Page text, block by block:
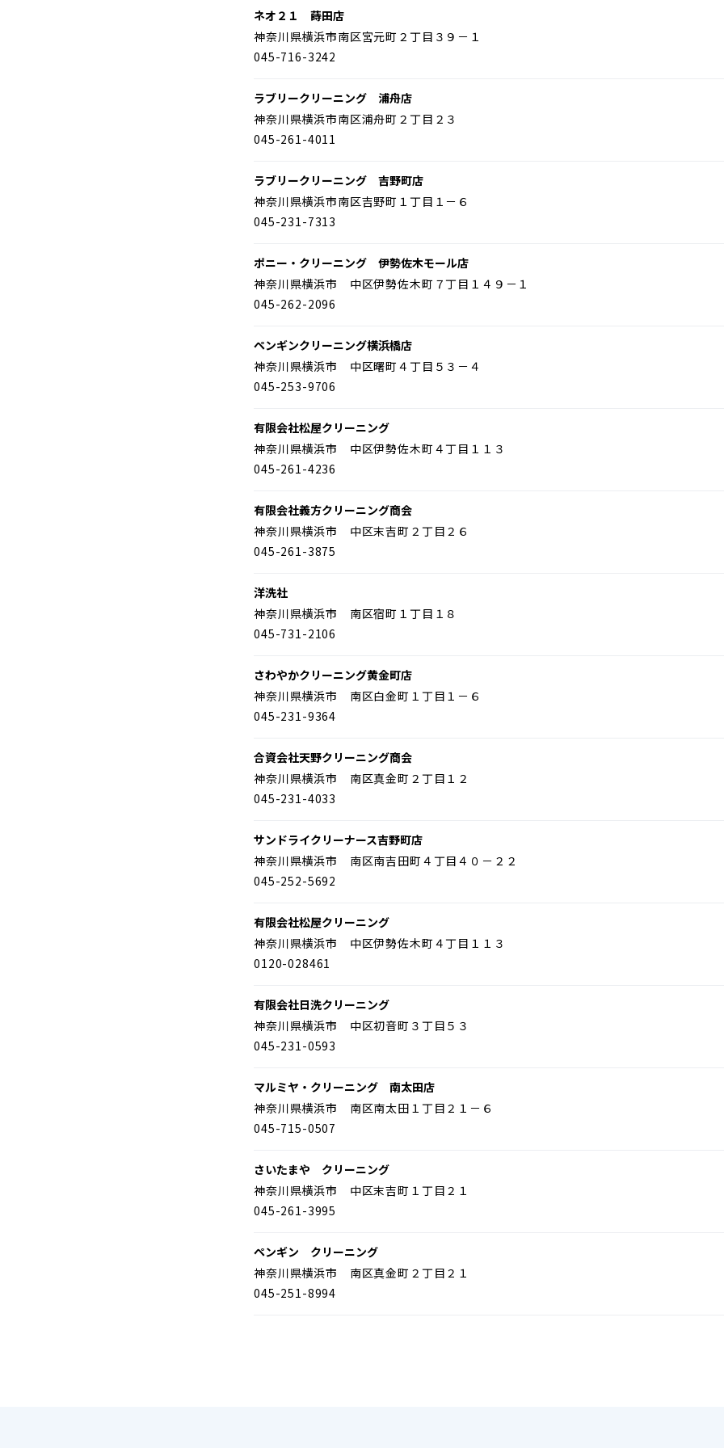
ネオ２１ 蒔田店
神奈川県横浜市南区宮元町２丁目３９－１
045-716-3242
ラブリークリーニング 浦舟店
神奈川県横浜市南区浦舟町２丁目２３
045-261-4011
ラブリークリーニング 吉野町店
神奈川県横浜市南区吉野町１丁目１－６
045-231-7313
ポニー・クリーニング 伊勢佐木モール店
神奈川県横浜市 中区伊勢佐木町７丁目１４９－１
045-262-2096
ペンギンクリーニング横浜橋店
神奈川県横浜市 中区曙町４丁目５３－４
045-253-9706
有限会社松屋クリーニング
神奈川県横浜市 中区伊勢佐木町４丁目１１３
045-261-4236
有限会社義方クリーニング商会
神奈川県横浜市 中区末吉町２丁目２６
045-261-3875
洋洗社
神奈川県横浜市 南区宿町１丁目１８
045-731-2106
さわやかクリーニング黄金町店
神奈川県横浜市 南区白金町１丁目１－６
045-231-9364
合資会社天野クリーニング商会
神奈川県横浜市 南区真金町２丁目１２
045-231-4033
サンドライクリーナース吉野町店
神奈川県横浜市 南区南吉田町４丁目４０－２２
045-252-5692
有限会社松屋クリーニング
神奈川県横浜市 中区伊勢佐木町４丁目１１３
0120-028461
有限会社日洗クリーニング
神奈川県横浜市 中区初音町３丁目５３
045-231-0593
マルミヤ・クリーニング 南太田店
神奈川県横浜市 南区南太田１丁目２１－６
045-715-0507
さいたまや クリーニング
神奈川県横浜市 中区末吉町１丁目２１
045-261-3995
ペンギン クリーニング
神奈川県横浜市 南区真金町２丁目２１
045-251-8994